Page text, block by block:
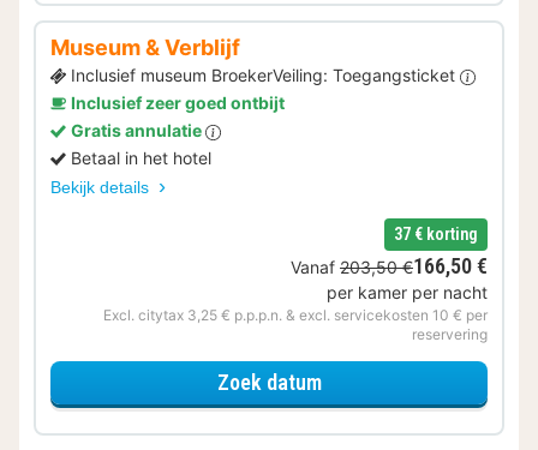
Museum & Verblijf
Inclusief museum BroekerVeiling: Toegangsticket
Inclusief zeer goed ontbijt
Gratis annulatie
Betaal in het hotel
Bekijk details
37 € korting
Vanaf 203,50 €166,50 €
per kamer per nacht
Excl. citytax 3,25 € p.p.p.n. & excl. servicekosten 10 € per
reservering
Zoek datumvoor Museum & Verblijf